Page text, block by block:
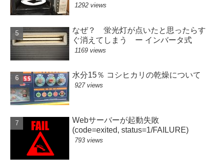
1292 views
なぜ？ 蛍光灯が点いたと思ったらす
ぐ消えてしまう ー インバータ式
1169 views
水分15％ コシヒカリの乾燥について
927 views
Webサーバーが起動失敗
(code=exited, status=1/FAILURE)
793 views